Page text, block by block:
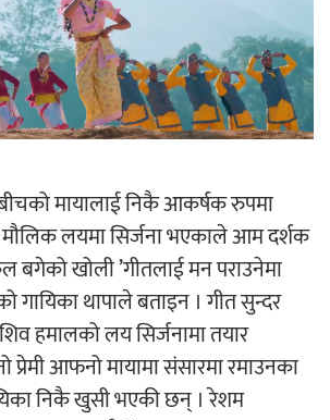
अर्जुन चन्द्रको ‘संवेदनाका प्रतिध्वनि’
‘दुर्गा’ निर्माण गर्दै सम्राट
बीचको मायालाई निकै आकर्षक रुपमा
मौलिक लयमा सिर्जना भएकाले आम दर्शक
बगेको खोली ’गीतलाई मन पराउनेमा
थापाले बताइन । गीत सुन्दर
हमालको लय सिर्जनामा तयार
आफनो मायामा संसारमा रमाउनका
निकै खुसी भएकी छन् । रेशम